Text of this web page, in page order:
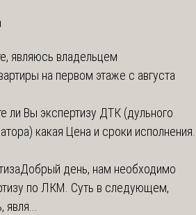
являюсь владельцем
на первом этаже с августа
ли Вы экспертизу ДТК (дульного
какая Цена и сроки исполнения.
Добрый день, нам необходимо
по ЛКМ. Суть в следующем,